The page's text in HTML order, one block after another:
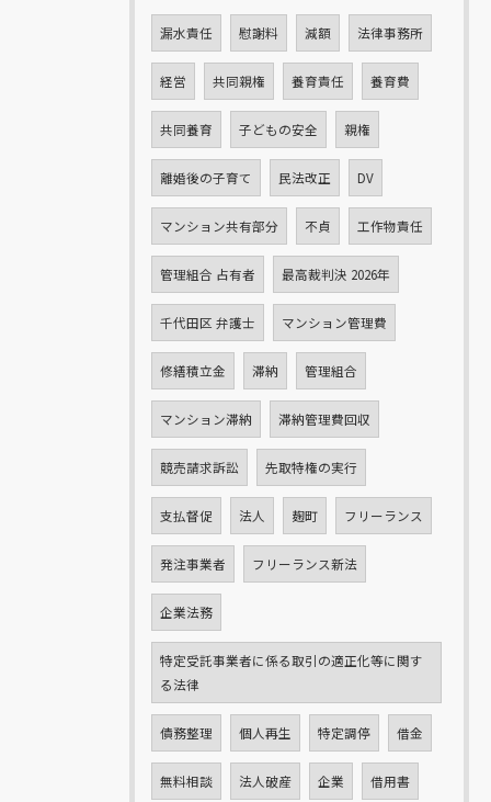
漏水責任 慰謝料 減額 法律事務所
経営 共同親権 養育責任 養育費
共同養育 子どもの安全 親権
離婚後の子育て 民法改正 DV
マンション共有部分 不貞 工作物責任
管理組合 占有者 最高裁判決 2026年
千代田区 弁護士 マンション管理費
修繕積立金 滞納 管理組合
マンション滞納 滞納管理費回収
競売請求訴訟 先取特権の実行
支払督促 法人 麹町 フリーランス
発注事業者 フリーランス新法
企業法務
特定受託事業者に係る取引の適正化等に関す
る法律
債務整理 個人再生 特定調停 借金
無料相談 法人破産 企業 借用書